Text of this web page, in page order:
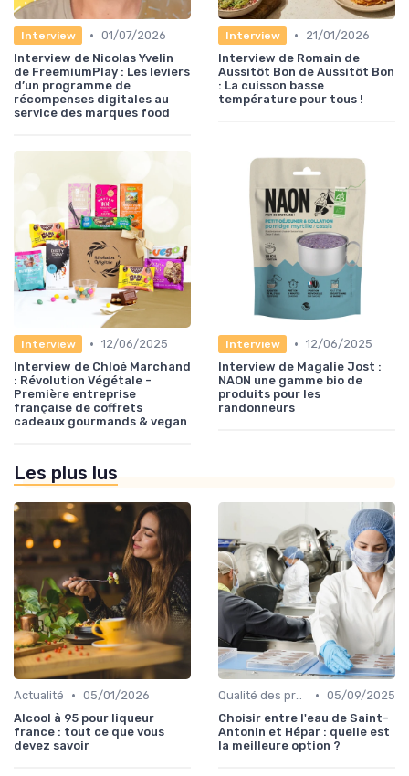
Interview • 01/07/2026
Interview de Nicolas Yvelin
de FreemiumPlay : Les leviers
d’un programme de
récompenses digitales au
service des marques food
Interview •
21/01/2026
Interview de Romain de
Aussitôt Bon de Aussitôt Bon
: La cuisson basse
température pour tous !
Interview • 12/06/2025
Interview de Chloé Marchand
: Révolution Végétale -
Première entreprise
française de coffrets
cadeaux gourmands & vegan
Interview • 12/06/2025
Interview de Magalie Jost :
NAON une gamme bio de
produits pour les
randonneurs
Les plus lus
Actualité • 05/01/2026
Alcool à 95 pour liqueur
france : tout ce que vous
devez savoir
Qualité des produits • 05/09/2025
Choisir entre l'eau de Saint-
Antonin et Hépar : quelle est
la meilleure option ?